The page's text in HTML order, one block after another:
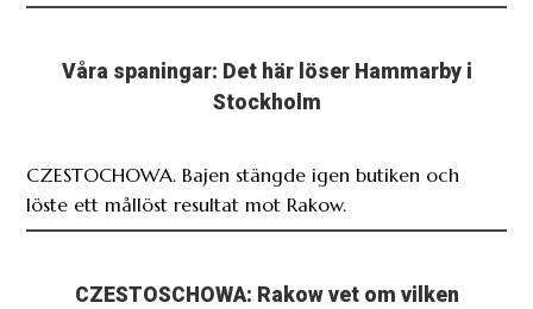
Våra spaningar: Det här löser Hammarby i
Stockholm
CZESTOCHOWA. Bajen stängde igen butiken och
löste ett mållöst resultat mot Rakow.
CZESTOSCHOWA: Rakow vet om vilken